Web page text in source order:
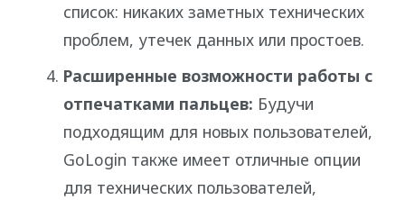
список: никаких заметных технических
проблем, утечек данных или простоев.
Расширенные возможности работы с
отпечатками пальцев: Будучи
подходящим для новых пользователей,
GoLogin также имеет отличные опции
для технических пользователей,